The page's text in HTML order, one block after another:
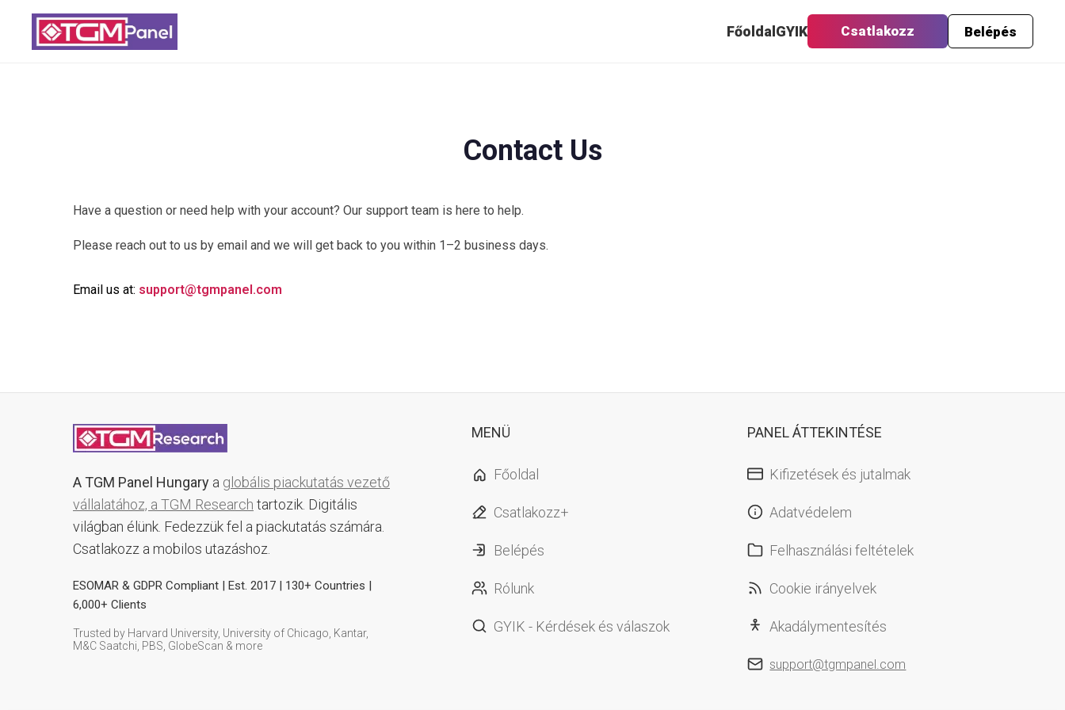
Főoldal GYIK Csatlakozz Belépés
Contact Us
Have a question or need help with your account? Our support team is here to help.
Please reach out to us by email and we will get back to you within 1–2 business days.
Email us at: support@tgmpanel.com
A TGM Panel Hungary a globális piackutatás vezető
vállalatához, a TGM Research tartozik. Digitális
világban élünk. Fedezzük fel a piackutatás számára.
Csatlakozz a mobilos utazáshoz.
ESOMAR & GDPR Compliant | Est. 2017 | 130+ Countries |
6,000+ Clients
Trusted by Harvard University, University of Chicago, Kantar,
M&C Saatchi, PBS, GlobeScan & more
MENÜ
Főoldal
Csatlakozz+
Belépés
Rólunk
GYIK - Kérdések és válaszok
PANEL ÁTTEKINTÉSE
Kifizetések és jutalmak
Adatvédelem
Felhasználási feltételek
Cookie irányelvek
Akadálymentesítés
support@tgmpanel.com